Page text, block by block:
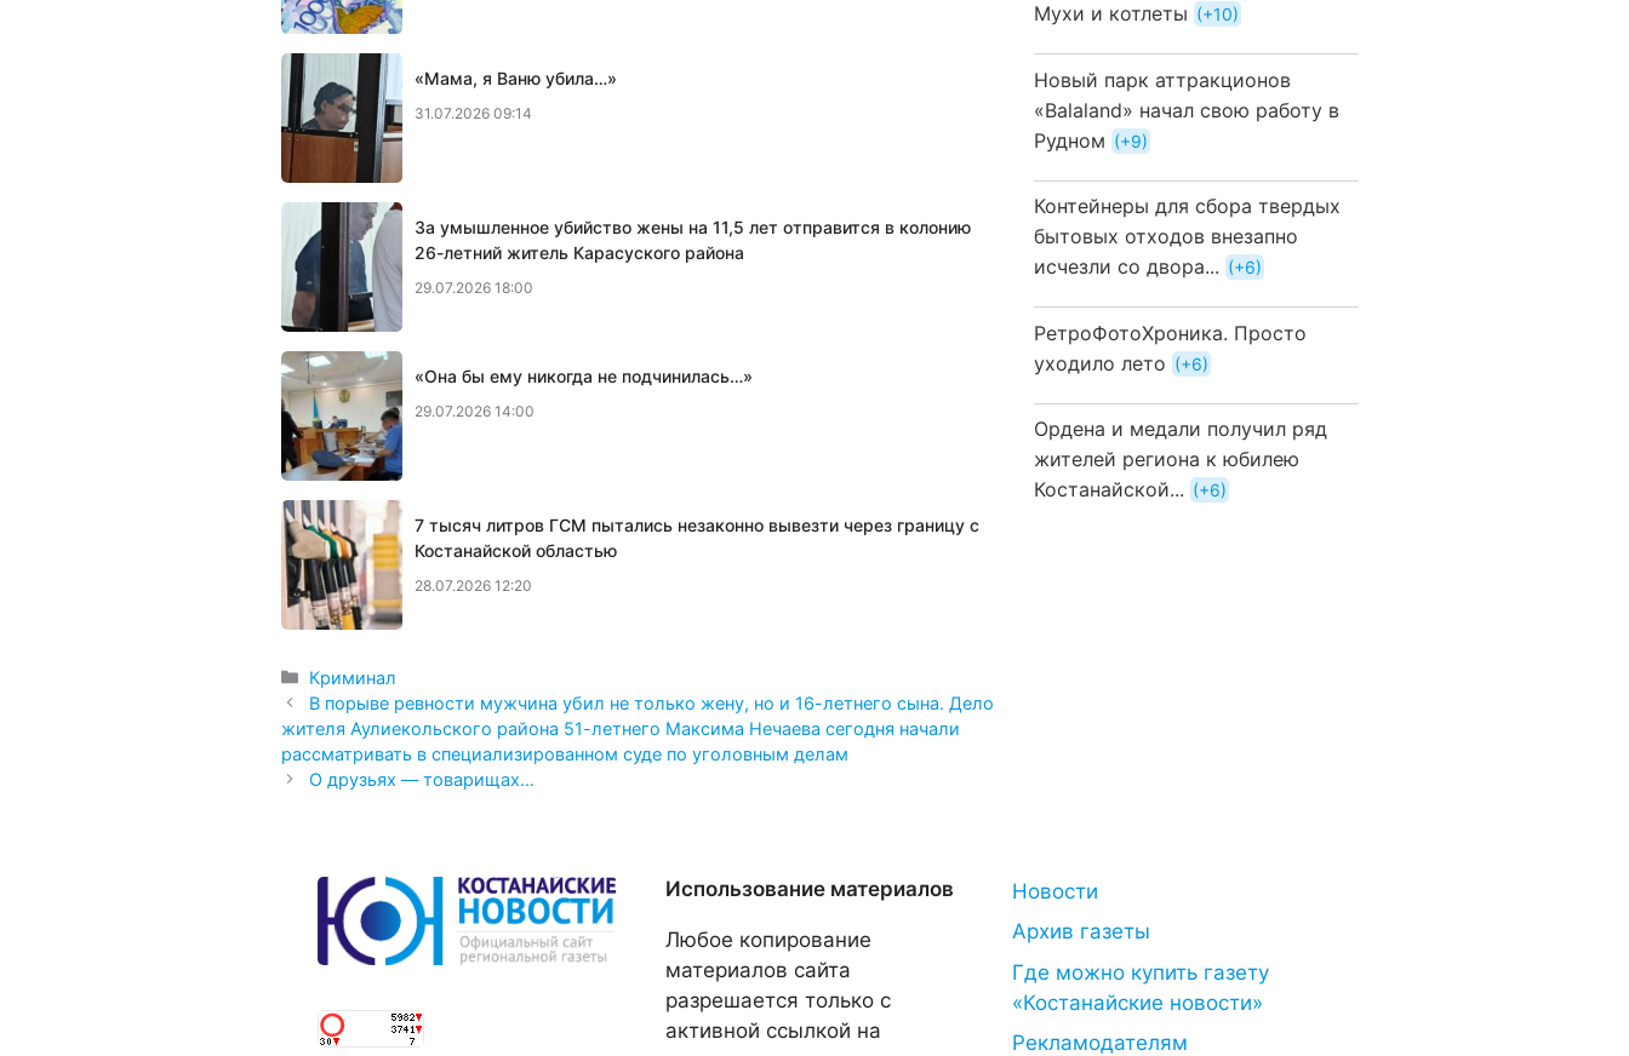
«Мама, я Ваню убила…»
31.07.2026 09:14
За умышленное убийство жены на 11,5 лет отправится в колонию
26-летний житель Карасуского района
29.07.2026 18:00
«Она бы ему никогда не подчинилась…»
29.07.2026 14:00
7 тысяч литров ГСМ пытались незаконно вывезти через границу с
Костанайской областью
28.07.2026 12:20
Рубрики
Криминал
В порыве ревности мужчина убил не только жену, но и 16-летнего сына. Дело
жителя Аулиекольского района 51-летнего Максима Нечаева сегодня начали
рассматривать в специализированном суде по уголовным делам
О друзьях — товарищах…
Мухи и котлеты +10
Новый парк аттракционов
«Balaland» начал свою работу в
Рудном
+9
Контейнеры для сбора твердых
бытовых отходов внезапно
исчезли со двора...
+6
РетроФотоХроника. Просто
уходило лето
+6
Ордена и медали получил ряд
жителей региона к юбилею
Костанайской...
+6
Использование материалов
Любое копирование
материалов сайта
разрешается только с
активной ссылкой на
Новости
Архив газеты
Где можно купить газету
«Костанайские новости»
Рекламодателям